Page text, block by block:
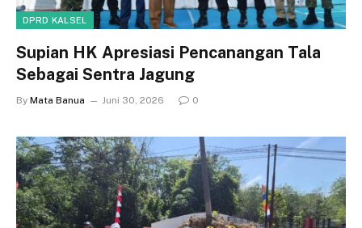
DPRD KALSEL
Supian HK Apresiasi Pencanangan Tala
Sebagai Sentra Jagung
By Mata Banua Juni 30, 2026 0